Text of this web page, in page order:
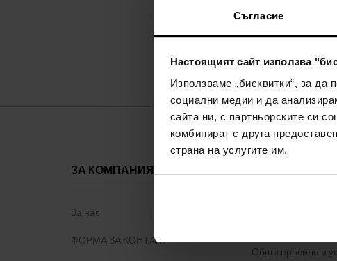
Съгласие
Настоящият сайт използва
Използваме „бисквитки“, за
социални медии и да
сайта ни, с партньорските си
комбинират с друга
страна на услугите им.
ЗА КОМПАНИЯТА
За нас
ФОРМА ЗА КОНТАКТ
Общи правила и